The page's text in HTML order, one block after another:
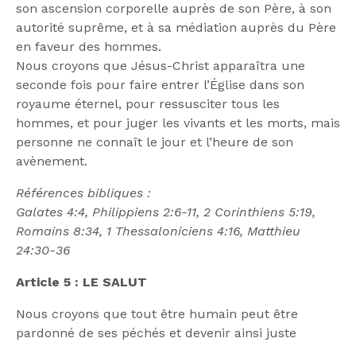
son ascension corporelle auprès de son Père, à son
autorité suprême, et à sa médiation auprès du Père
en faveur des hommes.
Nous croyons que Jésus-Christ apparaîtra une
seconde fois pour faire entrer l’Église dans son
royaume éternel, pour ressusciter tous les
hommes, et pour juger les vivants et les morts, mais
personne ne connaît le jour et l’heure de son
avènement.
Références bibliques :
Galates 4:4, Philippiens 2:6-11, 2 Corinthiens 5:19,
Romains 8:34, 1 Thessaloniciens 4:16, Matthieu
24:30-36
Article 5 : LE SALUT
Nous croyons que tout être humain peut être
pardonné de ses péchés et devenir ainsi juste